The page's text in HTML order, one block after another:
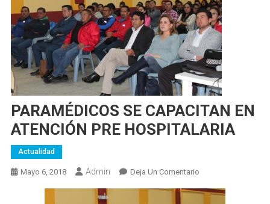
PARAMÉDICOS SE CAPACITAN EN
ATENCIÓN PRE HOSPITALARIA
Actualidad
Mayo 6, 2018 Admin Deja Un ComentarioEn